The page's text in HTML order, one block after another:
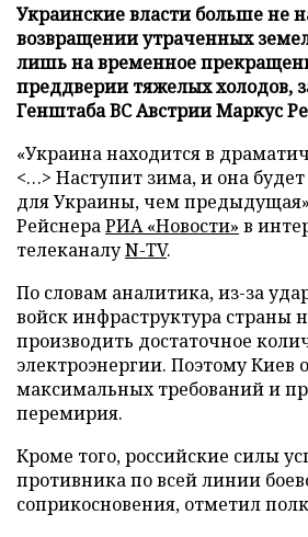
Украинские власти больше не
возвращении утраченных
лишь на временное
преддверии тяжелых холодов,
Генштаба ВС Австрии Маркус
«Украина находится в
<…> Наступит зима, и она будет
для Украины, чем
РейснераРИА «Новости» в
телеканалуN-TV.
По словам аналитика, из-за
войск инфраструктура страны
производить достаточное
электроэнергии. Поэтому Киев
максимальных требований и
перемирия.
Кроме того, российские силы
противника по всей линии
соприкосновения, отметил